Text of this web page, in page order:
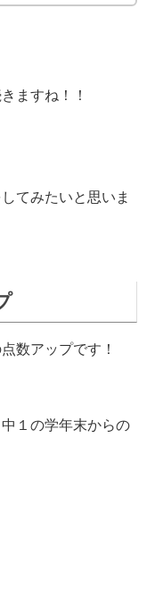
ますね！！
てみたいと思いま
数アップです！
１の学年末からの